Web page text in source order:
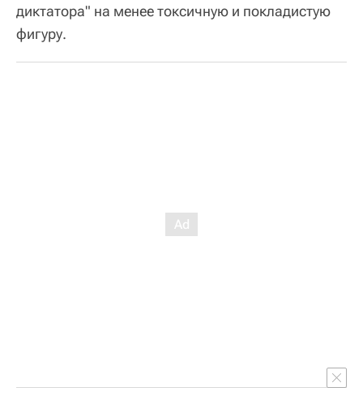
диктатора" на менее токсичную и покладистую
фигуру.